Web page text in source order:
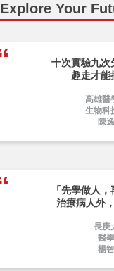
Explore Your
十次實驗九次
趣走才能
高雄醫
生物科
陳
「先學做人，
治療病人外
長庚
醫
楊